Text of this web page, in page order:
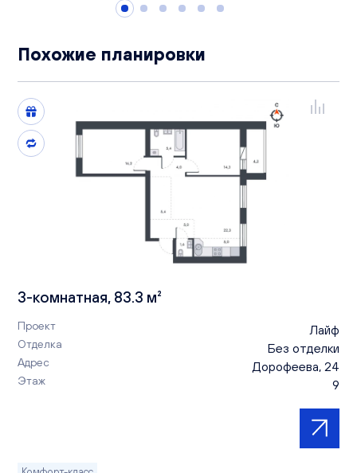
Похожие планировки
3-комнатная, 83.3 м²
Проект Лайф
Отделка Без отделки
Адрес Дорофеева, 24
Этаж 9